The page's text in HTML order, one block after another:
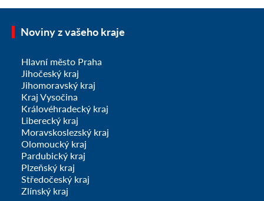
Noviny z vašeho kraje
Hlavní město Praha
Jihočeský kraj
Jihomoravský kraj
Kraj Vysočina
Královéhradecký kraj
Liberecký kraj
Moravskoslezský kraj
Olomoucký kraj
Pardubický kraj
Plzeňský kraj
Středočeský kraj
Zlínský kraj